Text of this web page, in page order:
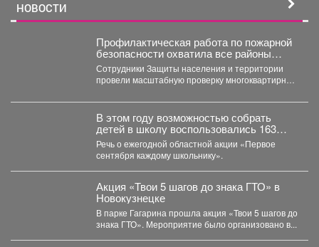
НОВОСТИ
Профилактическая работа по пожарной
безопасности охватила все районы
Новокузнецка
Сотрудники Защиты населения и территории
провели масштабную проверку многоквартирных
состоянию...
В этом году возможностью собрать
детей в школу воспользовались 163
малообеспеченные семьи
Междуреченска.
Речь о ежегодной областной акции «Первое
сентября каждому школьнику».
Акция «Твои 5 шагов до знака ГТО» в
Новокузнецке
В парке Гагарина прошла акция «Твои 5 шагов до
знака ГТО». Мероприятие было организовано в...